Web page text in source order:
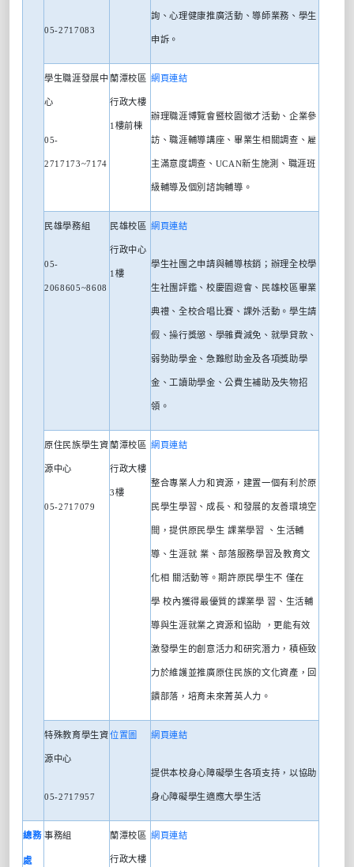
05-2717083
詢、心理健康推廣活動、導師業務、學生
申訴。
學生職涯發展中
心
05-
2717173~7174
蘭潭校區
行政大樓
1 樓前棟
網頁連結
辦理職涯博覽會暨校園徵才活動、企業參
訪、職涯輔導講座、畢業生相關調查、雇
主滿意度調查、 UCAN新生施測、職涯班
級輔導及個別諮詢輔導。
民雄學務組
05-
2068605~8608
民雄校區
行政中心
1 樓
網頁連結
學生社團之申請與輔導核銷；辦理全校學
生社團評鑑、校慶園遊會、民雄校區畢業
典禮、全校合唱比賽、課外活動。學生請
假、操行獎懲、學雜費減免、就學貸款、
弱勢助學金、急難慰助金及各項獎助學
金、工讀助學金、公費生補助及失物招
領。
原住民族學生資
源中心
05-2717079
蘭潭校區
行政大樓
3樓
網頁連結
整合專業人力和資源，建置一個有利於原
民學生學習、成長、和發展的友善環境空
間，提供原民學生 課業學習 、生活輔
導、生涯就 業、部落服務學習及教育文
化相 關活動等。期許原民學生不 僅在
學 校內獲得最優質的課業學 習、生活輔
導與生涯就業之資源和協助 ，更能有效
激發學生的創意活力和研究潛力，積極致
力於維護並推廣原住民族的文化資產，回
饋部落，培育未來菁英人力。
特殊教育學生資
源中心
05-2717957
位置圖 網頁連結
提供本校身心障礙學生各項支持，以協助
身心障礙學生適應大學生活
總務
處
事務組 蘭潭校區
行政大樓
網頁連結